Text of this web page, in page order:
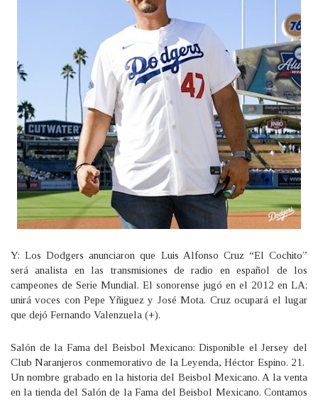
Y: Los Dodgers anunciaron que Luis Alfonso Cruz “El Cochito”
será analista en las transmisiones de radio en español de los
campeones de Serie Mundial. El sonorense jugó en el 2012 en LA;
unirá voces con Pepe Yñiguez y José Mota. Cruz ocupará el lugar
que dejó Fernando Valenzuela (+).
Salón de la Fama del Beisbol Mexicano: Disponible el Jersey del
Club Naranjeros conmemorativo de la Leyenda, Héctor Espino. 21.
Un nombre grabado en la historia del Beisbol Mexicano. A la venta
en la tienda del Salón de la Fama del Beisbol Mexicano. Contamos